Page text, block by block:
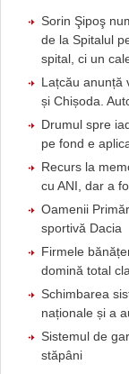
Sorin Şipoş
de la Spitalul
spital, ci un
Lațcău anunță
și Chișoda.
Drumul spre
pe fond e
Recurs la
cu ANI, dar a
Oamenii
sportivă Dacia
Firmele
domină total
Schimbarea
naționale și a
Sistemul de
stăpâni